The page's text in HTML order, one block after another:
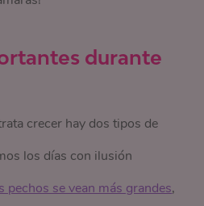
durante
crecer hay dos tipos de
los días con ilusión
pechos se vean más grandes,